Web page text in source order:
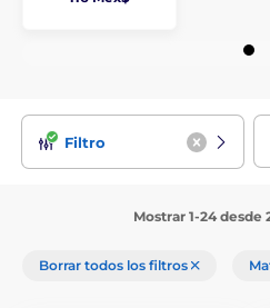
Filtro
Mostrar 1-24 desde
Borrar todos los filtros